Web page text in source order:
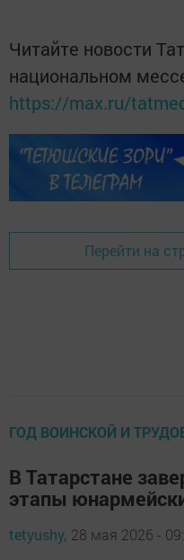
Читайте новости
национальном
https://max.ru/
Перейти на
ГОД ВОИНСКОЙ И
В Татарстане
этапы
tetyushy, 28 мая 2026 -